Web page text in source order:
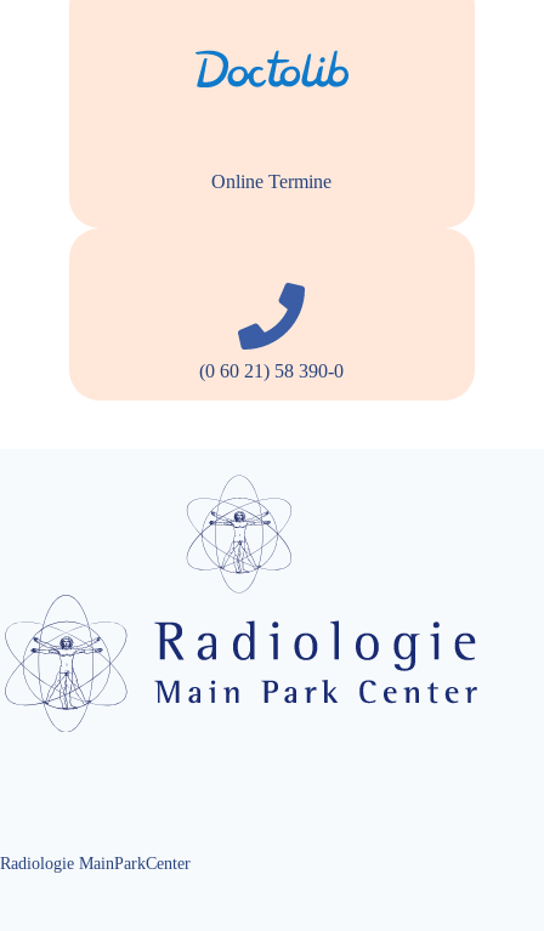
Online Termine
(0 60 21) 58 390-0
Radiologie MainParkCenter